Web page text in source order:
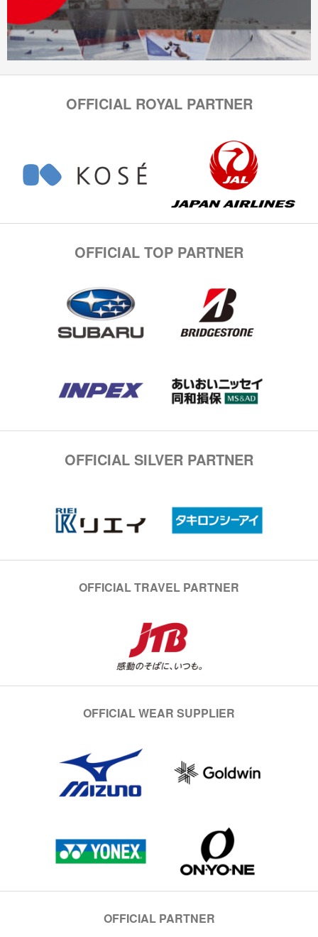
OFFICIAL ROYAL PARTNER
OFFICIAL TOP PARTNER
OFFICIAL SILVER PARTNER
OFFICIAL TRAVEL PARTNER
OFFICIAL WEAR SUPPLIER
OFFICIAL PARTNER